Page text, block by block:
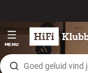
MENU
Hi-fi
Luidsprekers